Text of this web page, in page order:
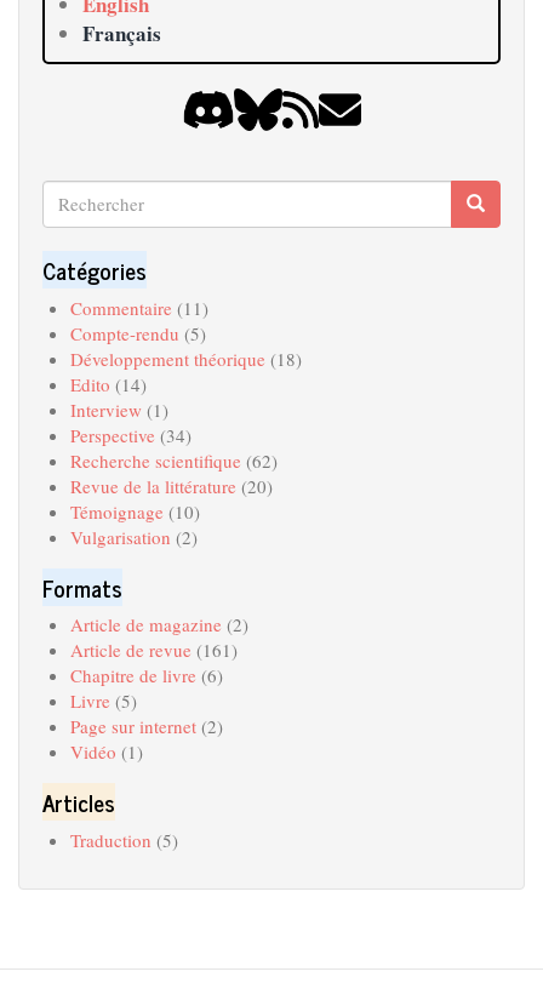
Français
Search
Rechercher
Catégories
Commentaire (11)
Compte-rendu (5)
Développement théorique (18)
Edito (14)
Interview (1)
Perspective (34)
Recherche scientifique (62)
Revue de la littérature (20)
Témoignage (10)
Vulgarisation (2)
Formats
Article de magazine (2)
Article de revue (161)
Chapitre de livre (6)
Livre (5)
Page sur internet(2)
Vidéo (1)
Articles
Traduction (5)